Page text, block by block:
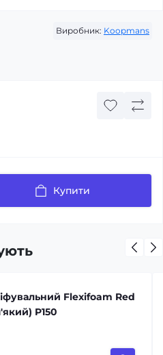
Виробник: Koopmans
Купити
Flexifoam Red
Block ZF (м'який) P150